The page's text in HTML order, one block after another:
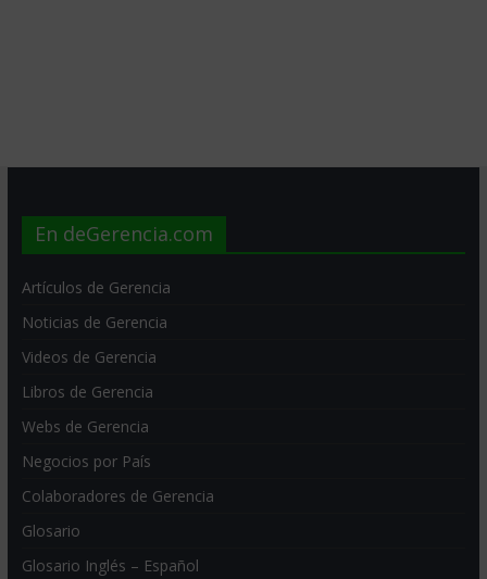
En deGerencia.com
Artículos de Gerencia
Noticias de Gerencia
Videos de Gerencia
Libros de Gerencia
Webs de Gerencia
Negocios por País
Colaboradores de Gerencia
Glosario
Glosario Inglés – Español